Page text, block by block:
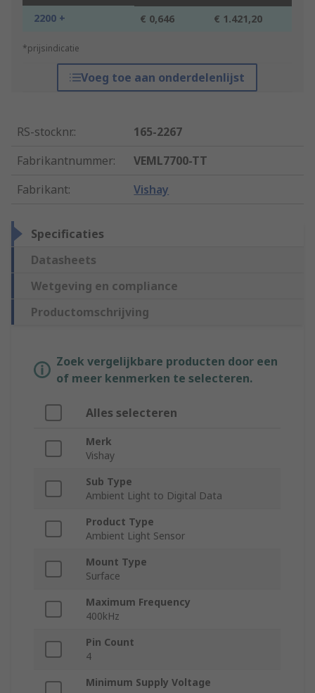
2200 + € 0,646 € 1.421,20
*prijsindicatie
Voeg toe aan onderdelenlijst
RS-stocknr.:
165-2267
Fabrikantnummer:
VEML7700-TT
Fabrikant: Vishay
Specificaties
Datasheets
Wetgeving en compliance
Productomschrijving
Zoek vergelijkbare producten door een
of meer kenmerken te selecteren.
Alles selecteren
Merk
Vishay
Sub Type
Ambient Light to Digital Data
Product Type
Ambient Light Sensor
Mount Type
Surface
Maximum Frequency
400kHz
Pin Count
4
Minimum Supply Voltage